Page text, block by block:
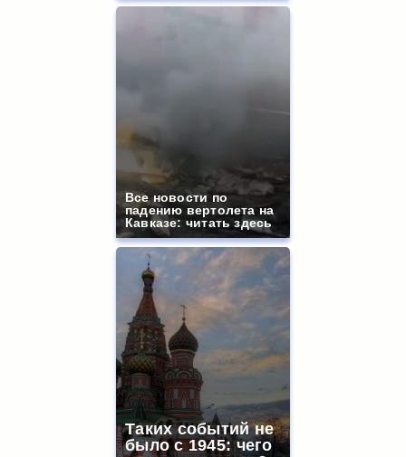
Все новости по
падению вертолета на
Кавказе: читать здесь
Таких событий не
было с 1945: чего